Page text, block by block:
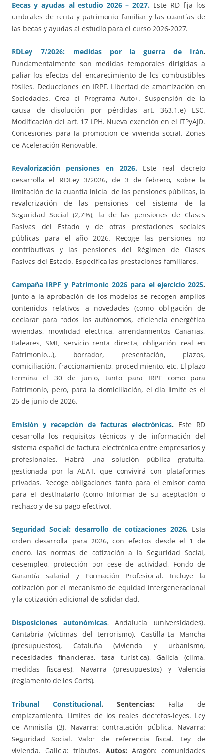
Becas y ayudas al estudio 2026 – 2027. Este RD fija los
umbrales de renta y patrimonio familiar y las cuantías de
las becas y ayudas al estudio para el curso 2026-2027.
RDLey 7/2026: medidas por la guerra de Irán.
Fundamentalmente son medidas temporales dirigidas a
paliar los efectos del encarecimiento de los combustibles
fósiles. Deducciones en IRPF. Libertad de amortización en
Sociedades. Crea el Programa Auto+. Suspensión de la
causa de disolución por pérdidas art. 363.1.e) LSC.
Modificación del art. 17 LPH. Nueva exención en el ITPyAJD.
Concesiones para la promoción de vivienda social. Zonas
de Aceleración Renovable.
Revalorización pensiones en 2026.
Este real decreto
desarrolla el RDLey 3/2026, de 3 de febrero, sobre la
limitación de la cuantía inicial de las pensiones públicas, la
revalorización de las pensiones del sistema de la
Seguridad Social (2,7%), la de las pensiones de Clases
Pasivas del Estado y de otras prestaciones sociales
públicas para el año 2026. Recoge las pensiones no
contributivas y las pensiones del Régimen de Clases
Pasivas del Estado. Especifica las prestaciones familiares.
Campaña IRPF y Patrimonio 2026 para el ejercicio 2025.
Junto a la aprobación de los modelos se recogen amplios
contenidos relativos a novedades (como obligación de
declarar para todos los autónomos, eficiencia energética
viviendas, movilidad eléctrica, arrendamientos Canarias,
Baleares, SMI, servicio renta directa, obligación real en
Patrimonio…), borrador, presentación, plazos,
domiciliación, fraccionamiento, procedimiento, etc. El plazo
termina el 30 de junio, tanto para IRPF como para
Patrimonio, pero, para la domiciliación, el día límite es el
25 de junio de 2026.
Emisión y recepción de facturas electrónicas. Este RD
desarrolla los requisitos técnicos y de información del
sistema español de factura electrónica entre empresarios y
profesionales. Habrá una solución pública gratuita,
gestionada por la AEAT, que convivirá con plataformas
privadas. Recoge obligaciones tanto para el emisor como
para el destinatario (como informar de su aceptación o
rechazo y de su pago efectivo).
Seguridad Social: desarrollo de cotizaciones 2026. Esta
orden desarrolla para 2026, con efectos desde el 1 de
enero, las normas de cotización a la Seguridad Social,
desempleo, protección por cese de actividad, Fondo de
Garantía salarial y Formación Profesional. Incluye la
cotización por el mecanismo de equidad intergeneracional
y la cotización adicional de solidaridad.
Disposiciones autonómicas.Andalucía (universidades),
Cantabria (víctimas del terrorismo), Castilla-La Mancha
(presupuestos), Cataluña (vivienda y urbanismo,
necesidades financieras, tasa turística), Galicia (clima,
medidas fiscales), Navarra (presupuestos) y Valencia
(reglamento de les Corts).
Tribunal Constitucional. Sentencias: Falta de
emplazamiento. Límites de los reales decretos-leyes. Ley
de Amnistía (3). Navarra: contratación pública. Navarra:
Seguridad Social. Valor de referencia fiscal. Ley de
vivienda. Galicia: tributos. Autos: Aragón: comunidades